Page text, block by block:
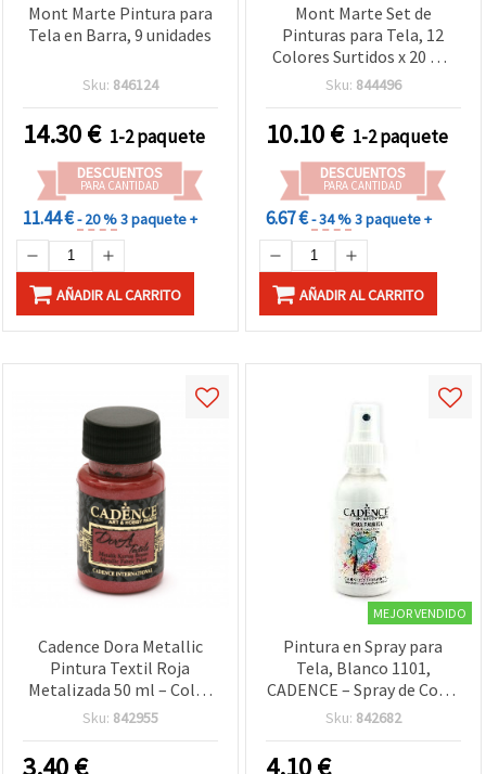
Mont Marte Pintura para
Tela en Barra, 9 unidades
Sku: 846124
14.30€ 1-2 paquete
DESCUENTOS
PARA CANTIDAD
11.44 €- 20 %3 paquete +
AÑADIR AL CARRITO
Mont Marte Set de
Pinturas para Tela, 12
Colores Surtidos x 20 ml,
Kit de Pintura Textil para
Sku: 844496
10.10€ 1-2 paquete
DESCUENTOS
PARA CANTIDAD
6.67 €- 34 %3 paquete +
AÑADIR AL CARRITO
Cadence Dora Metallic
Pintura Textil Roja
Metalizada 50 ml – Color
1133 – Acabado de Brillo
Camisetas y Manualidades
Sku: 842955
3.40€
MEJOR VENDIDO
Pintura en Spray para
Tela, Blanco 1101,
CADENCE – Spray de Color
Textil 100 ml para Diseño
Camisetas y Manualidades
Sku: 842682
4.10€